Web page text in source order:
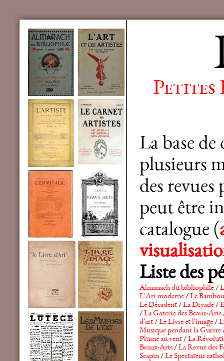
Petites
La base
plusieurs
des revues
peut être
catalogue (
Liste des
Almanach du bibliophile/
L'Art moderne/Le Bambou
Le Décadent/La Dryade/
/La Gazette des Beaux-Arts
d'art/Le Livre et l'image/
Musique pendant la Guerre
Plume au vent/La
Beaux-Arts/La Revue des
Scapin/Le Spectateur